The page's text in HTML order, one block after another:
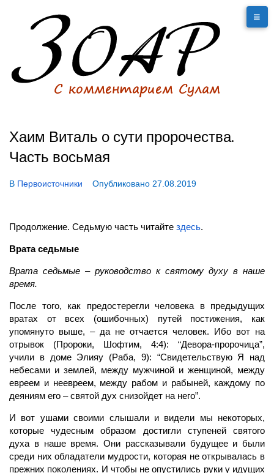
Хаим Виталь о сути пророчества.
Часть восьмая
В Первоисточники Опубликовано 27.08.2019
Продолжение. Седьмую часть читайте здесь.
Врата седьмые
Врата седьмые – руководство к святому духу в наше
время.
После того, как предостерегли человека в предыдущих
вратах от всех (ошибочных) путей постижения, как
упомянуто выше, – да не отчается человек. Ибо вот на
отрывок (Пророки, Шофтим, 4:4): “Девора-пророчица”,
учили в доме Элияу (Раба, 9): “Свидетельствую Я над
небесами и землей, между мужчиной и женщиной, между
евреем и неевреем, между рабом и рабыней, каждому по
деяниям его – святой дух снизойдет на него”.
И вот ушами своими слышали и видели мы некоторых,
которые чудесным образом достигли ступеней святого
духа в наше время. Они рассказывали будущее и были
среди них обладатели мудрости, которая не открывалась в
прежних поколениях. И чтобы не опустились руки у идущих